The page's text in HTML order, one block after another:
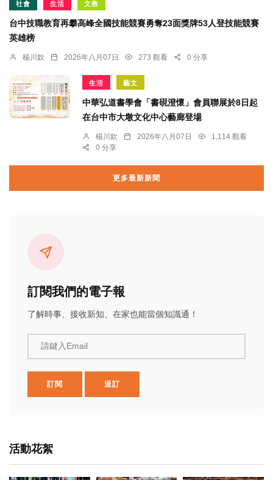
社會 生活 文教
台中技職教育再攀高峰全國技能競賽勇奪23面獎牌53人登技能競賽
英雄榜
楊川欽 2026年八月07日 273 觀看 0 分享
生活 藝文
中華弘道書學會「書硯澄懷」會員聯展於8日起
在台中市大墩文化中心藝廊登場
楊川欽 2026年八月07日
1,114 觀看
0 分享
更多最新新聞
訂閱我們的電子報
了解時事、接收新知、在家也能當個知識通！
請鍵入Email
訂閱 退訂
活動花絮